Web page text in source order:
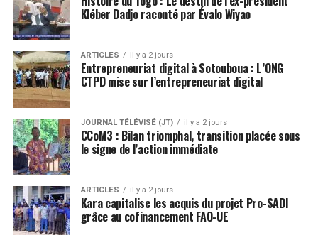
Kléber Dadjo raconté par Évalo Wiyao
ARTICLES il y a 2 jours
Entrepreneuriat digital à Sotouboua : L’ONG
CTPD mise sur l’entrepreneuriat digital
JOURNAL TÉLÉVISÉ (JT) il y a 2 jours
CCoM3 : Bilan triomphal, transition placée sous
le signe de l’action immédiate
ARTICLES il y a 2 jours
Kara capitalise les acquis du projet Pro-SADI
grâce au cofinancement FAO-UE